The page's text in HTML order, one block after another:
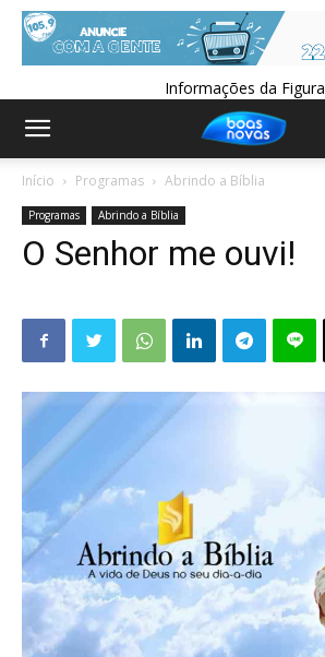
Informações da Figura
Início Programas Abrindo a Bíblia
Programas Abrindo a Bíblia
O Senhor me ouvi!